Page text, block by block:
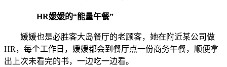
HR媛媛的“能量午餐”
媛媛也是必胜客大岛餐厅的老顾客，她在附近某公司做
HR，每个工作日，媛媛都会到餐厅点一份商务午餐，顺便拿
出上次未看完的书，一边吃一边看。